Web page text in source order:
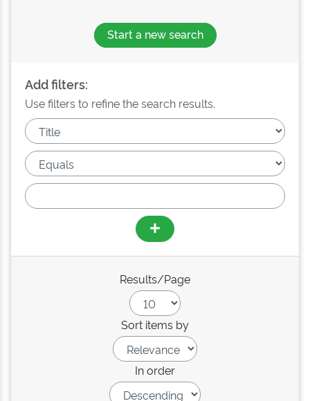
Start a new search
Add filters:
Use filters to refine the search results.
Results/Page
Sort items by
In order